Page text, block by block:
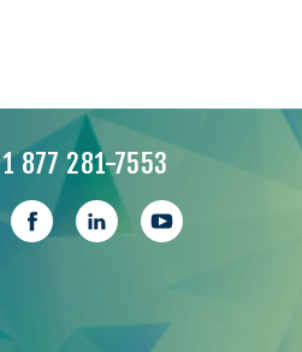
1 877 281-7553